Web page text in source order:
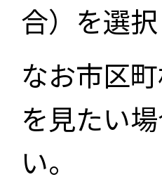
合）を選
なお市区
を見たい
い。